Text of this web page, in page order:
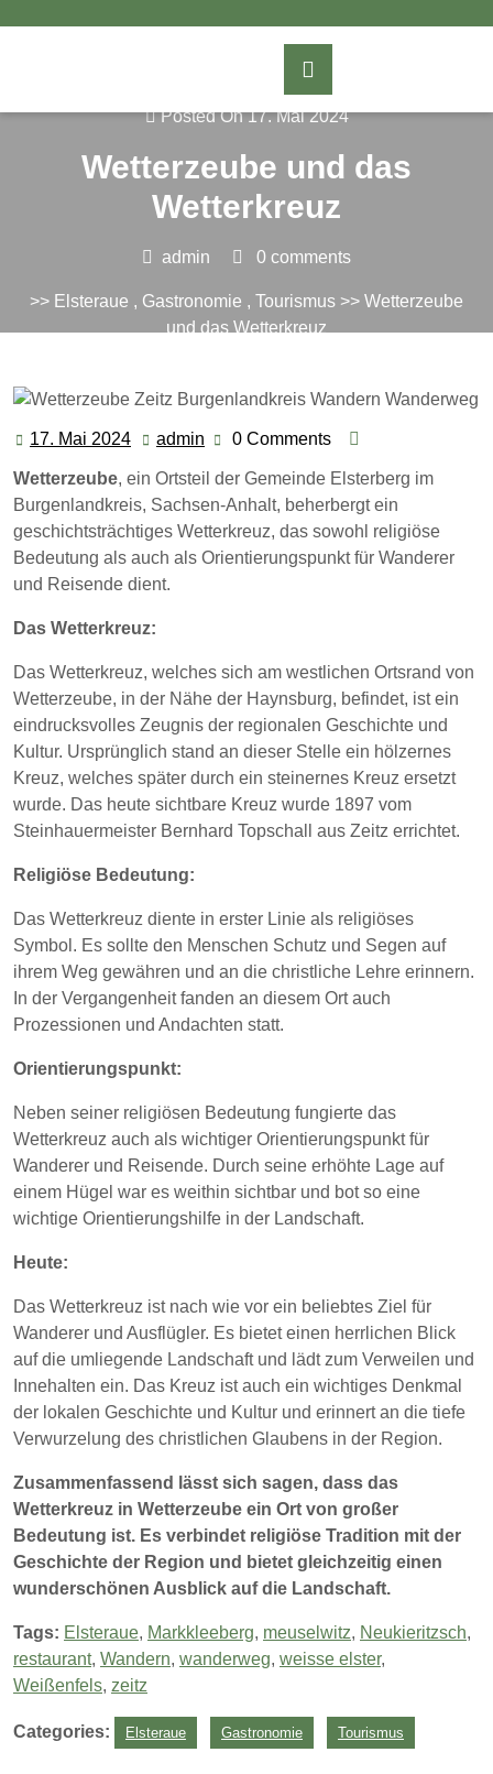
Posted On 17. Mai 2024
Wetterzeube und das
Wetterkreuz
admin 0 comments
>> Elsteraue , Gastronomie , Tourismus >> Wetterzeube
und das Wetterkreuz
17. Mai 2024 17. admin admin0 Comments
Wetterzeube, ein Ortsteil der Gemeinde Elsterberg im
Burgenlandkreis, Sachsen-Anhalt, beherbergt ein
geschichtsträchtiges Wetterkreuz, das sowohl religiöse
Bedeutung als auch als Orientierungspunkt für Wanderer
und Reisende dient.
Das Wetterkreuz:
Das Wetterkreuz, welches sich am westlichen Ortsrand von
Wetterzeube, in der Nähe der Haynsburg, befindet, ist ein
eindrucksvolles Zeugnis der regionalen Geschichte und
Kultur. Ursprünglich stand an dieser Stelle ein hölzernes
Kreuz, welches später durch ein steinernes Kreuz ersetzt
wurde. Das heute sichtbare Kreuz wurde 1897 vom
Steinhauermeister Bernhard Topschall aus Zeitz errichtet.
Religiöse Bedeutung:
Das Wetterkreuz diente in erster Linie als religiöses
Symbol. Es sollte den Menschen Schutz und Segen auf
ihrem Weg gewähren und an die christliche Lehre erinnern.
In der Vergangenheit fanden an diesem Ort auch
Prozessionen und Andachten statt.
Orientierungspunkt:
Neben seiner religiösen Bedeutung fungierte das
Wetterkreuz auch als wichtiger Orientierungspunkt für
Wanderer und Reisende. Durch seine erhöhte Lage auf
einem Hügel war es weithin sichtbar und bot so eine
wichtige Orientierungshilfe in der Landschaft.
Heute:
Das Wetterkreuz ist nach wie vor ein beliebtes Ziel für
Wanderer und Ausflügler. Es bietet einen herrlichen Blick
auf die umliegende Landschaft und lädt zum Verweilen und
Innehalten ein. Das Kreuz ist auch ein wichtiges Denkmal
der lokalen Geschichte und Kultur und erinnert an die tiefe
Verwurzelung des christlichen Glaubens in der Region.
Zusammenfassend lässt sich sagen, dass das
Wetterkreuz in Wetterzeube ein Ort von großer
Bedeutung ist. Es verbindet religiöse Tradition mit der
Geschichte der Region und bietet gleichzeitig einen
wunderschönen Ausblick auf die Landschaft.
Tags: Elsteraue, Markkleeberg, meuselwitz, Neukieritzsch,
restaurant, Wandern, wanderweg, weisse elster,
Weißenfels, zeitz
Categories: Elsteraue Gastronomie Tourismus